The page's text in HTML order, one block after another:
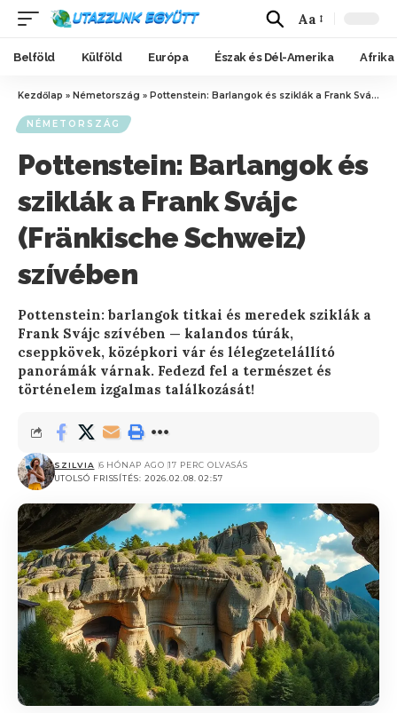
Aa
Belföld Külföld Európa Észak és Dél-Amerika Afrika
Kezdőlap » Németország » Pottenstein: Barlangok és sziklák a Frank Svájc (Fränkische Schweiz) szívében
NÉMETORSZÁG
Pottenstein: Barlangok és
sziklák a Frank Svájc
(Fränkische Schweiz)
szívében
Pottenstein: barlangok titkai és meredek sziklák a
Frank Svájc szívében — kalandos túrák,
cseppkövek, középkori vár és lélegzetelállító
panorámák várnak. Fedezd fel a természet és
történelem izgalmas találkozását!
UTOLSÓ FRISSÍTÉS: 2026.02.08. 02:57
SZILVIA 6 HÓNAP AGO 17 PERC OLVASÁS